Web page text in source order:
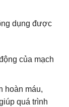
dụng được
của mạch
hoàn máu,
quá trình